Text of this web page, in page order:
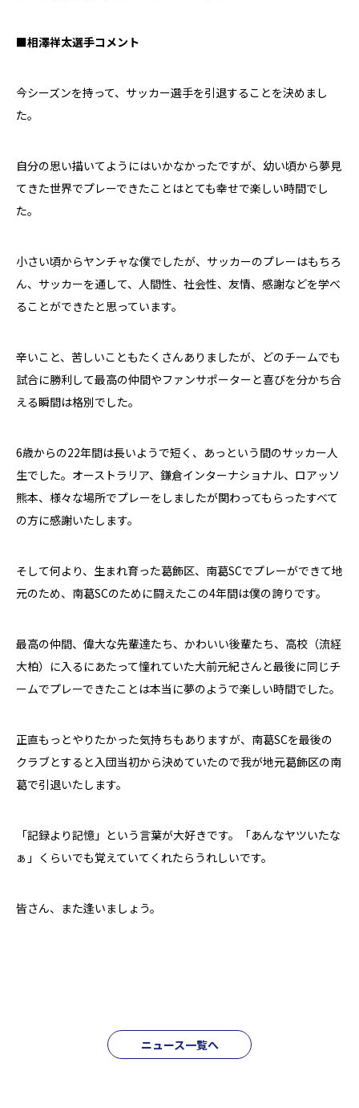
■相澤祥太選手コメント
今シーズンを持って、サッカー選手を引退することを決めまし
た。
自分の思い描いてようにはいかなかったですが、幼い頃から夢見
てきた世界でプレーできたことはとても幸せで楽しい時間でし
た。
小さい頃からヤンチャな僕でしたが、サッカーのプレーはもちろ
ん、サッカーを通して、人間性、社会性、友情、感謝などを学べ
ることができたと思っています。
辛いこと、苦しいこともたくさんありましたが、どのチームでも
試合に勝利して最高の仲間やファンサポーターと喜びを分かち合
える瞬間は格別でした。
6歳からの22年間は長いようで短く、あっという間のサッカー人
生でした。オーストラリア、鎌倉インターナショナル、ロアッソ
熊本、様々な場所でプレーをしましたが関わってもらったすべて
の方に感謝いたします。
そして何より、生まれ育った葛飾区、南葛SCでプレーができて地
元のため、南葛SCのために闘えたこの4年間は僕の誇りです。
最高の仲間、偉大な先輩達たち、かわいい後輩たち、高校（流経
大柏）に入るにあたって憧れていた大前元紀さんと最後に同じチ
ームでプレーできたことは本当に夢のようで楽しい時間でした。
正直もっとやりたかった気持ちもありますが、南葛SCを最後の
クラブとすると入団当初から決めていたので我が地元葛飾区の南
葛で引退いたします。
「記録より記憶」という言葉が大好きです。「あんなヤツいたな
ぁ」くらいでも覚えていてくれたらうれしいです。
皆さん、また逢いましょう。
ニュース一覧へ